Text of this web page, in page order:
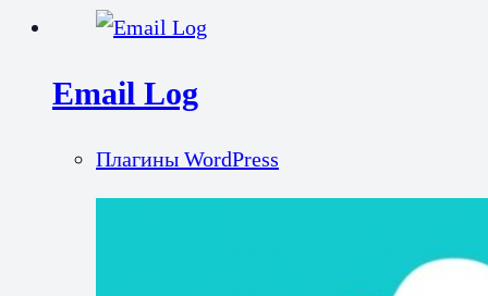
Email Log
Плагины WordPress